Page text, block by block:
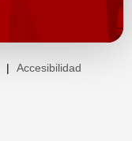
| Accesibilidad